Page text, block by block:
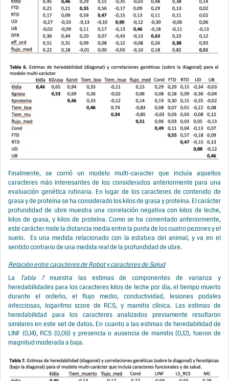
Finalmente, se corrió un modelo multi-caracter que incluía aquellos
caracteres más interesantes de los considerados anteriormente para una
evaluación genética rutinaria. En lugar de los caracteres de contenido de
grasa y de proteína se ha considerado los kilos de grasa y proteína. El carácter
profundidad de ubre muestra una correlación negativa con kilos de leche,
kilos de grasa, y kilos de proteína. Como se ha comentado anteriormente,
este carácter mide la distancia media entre la punta de los cuatro pezones y el
suelo. Es una medida relacionado con la estatura del animal, y va en el
sentido contrario de una medida real de la profundidad de ubre.
Relación entre caracteres de Robot y caracteres de Salud
La
Tabla 7muestra las estimas de componentes de varianza y
heredabilidades para los caracteres kilos de leche por día, el tiempo muerto
durante el ordeño, el flujo medio, conductividad, lesiones podales
infecciosas, logaritmo score de RCS, y mamitis clínica. Las estimas de
heredabilidad para los caracteres analizados previamente resultaron
similares en este set de datos. En cuanto a las estimas de heredabilidad de
LINF (0,14), RCS (0,09) y presencia o ausencia de mamitis (0,12), fueron de
magnitud moderada a baja.